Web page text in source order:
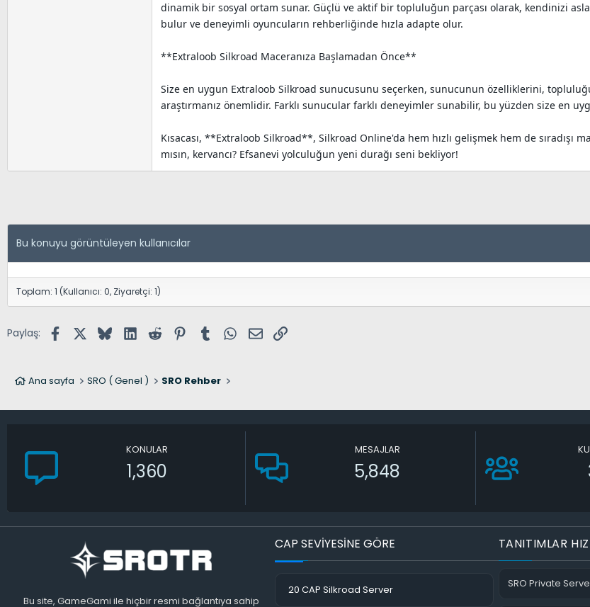
dinamik bir sosyal ortam sunar. Güçlü ve aktif bir topluluğun parçası olarak, kendinizi
bulur ve deneyimli oyuncuların rehberliğinde hızla adapte olur.
**Extraloob Silkroad Maceranıza Başlamadan Önce**
Size en uygun Extraloob Silkroad sunucusunu seçerken, sunucunun özelliklerini, topluluğun
araştırmanız önemlidir. Farklı sunucular farklı deneyimler sunabilir, bu yüzden size en
Kısacası, **Extraloob Silkroad**, Silkroad Online'da hem hızlı gelişmek hem de
mısın, kervancı? Efsanevi yolculuğun yeni durağı seni bekliyor!
Bu konuyu görüntüleyen kullanıcılar
Toplam: 1 (Kullanıcı: 0, Ziyaretçi: 1)
Paylaş: FacebookX (Twitter)
BlueskyLinkedIn
Reddit PinterestTumblr WhatsApp
E-postaLink
Ana sayfa SRO ( Genel ) SRO Rehber
KONULAR
1,360
MESAJLAR
5,848
Bu site, GameGami ile hiçbir resmi bağlantıya sahip
CAP SEVİYESİNE GÖRE
20 CAP Silkroad Server
TANITIMLAR
SRO Private